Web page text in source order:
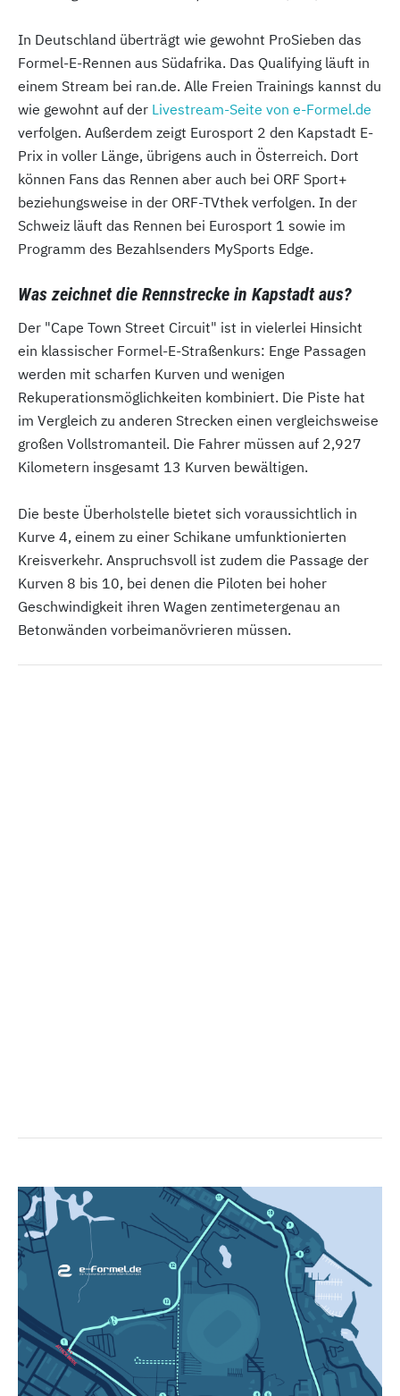
In Deutschland überträgt wie gewohnt ProSieben das
Formel-E-Rennen aus Südafrika. Das Qualifying läuft in
einem Stream bei ran.de. Alle Freien Trainings kannst du
wie gewohnt auf der Livestream-Seite von e-Formel.de
verfolgen. Außerdem zeigt Eurosport 2 den Kapstadt E-
Prix in voller Länge, übrigens auch in Österreich. Dort
können Fans das Rennen aber auch bei ORF Sport+
beziehungsweise in der ORF-TVthek verfolgen. In der
Schweiz läuft das Rennen bei Eurosport 1 sowie im
Programm des Bezahlsenders MySports Edge.
Was zeichnet die Rennstrecke in Kapstadt aus?
Der "Cape Town Street Circuit" ist in vielerlei Hinsicht
ein klassischer Formel-E-Straßenkurs: Enge Passagen
werden mit scharfen Kurven und wenigen
Rekuperationsmöglichkeiten kombiniert. Die Piste hat
im Vergleich zu anderen Strecken einen vergleichsweise
großen Vollstromanteil. Die Fahrer müssen auf 2,927
Kilometern insgesamt 13 Kurven bewältigen.
Die beste Überholstelle bietet sich voraussichtlich in
Kurve 4, einem zu einer Schikane umfunktionierten
Kreisverkehr. Anspruchsvoll ist zudem die Passage der
Kurven 8 bis 10, bei denen die Piloten bei hoher
Geschwindigkeit ihren Wagen zentimetergenau an
Betonwänden vorbeimanövrieren müssen.